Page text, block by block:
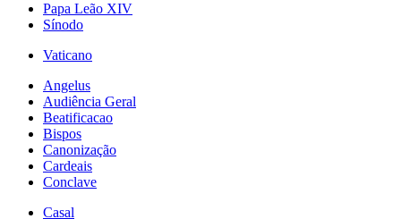
Papa Leão XIV
Sínodo
Vaticano
Angelus
Audiência Geral
Beatificacao
Bispos
Canonização
Cardeais
Conclave
Casal